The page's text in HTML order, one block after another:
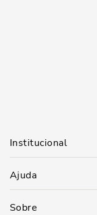
Institucional
Ajuda
Sobre